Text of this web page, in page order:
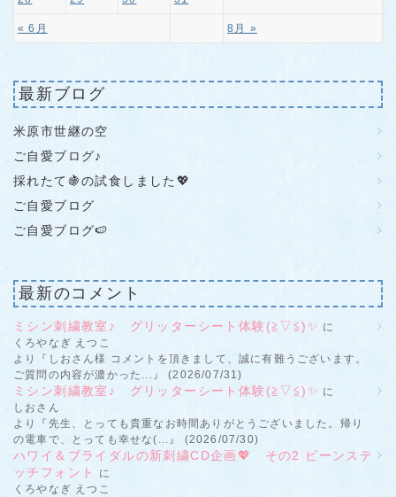
« 6月 8月 »
最新ブログ
米原市世継の空
ご自愛ブログ♪
採れたて🍇の試食しました💖
ご自愛ブログ
ご自愛ブログ🍉
最新のコメント
ミシン刺繍教室♪ グリッターシート体験(≧▽≦)✨ に
くろやなぎ えつこ
より『しおさん様 コメントを頂きまして、誠に有難うございます。
ご質問の内容が濃かった...』 (2026/07/31)
ミシン刺繍教室♪ グリッターシート体験(≧▽≦)✨ に
しおさん
より『先生、とっても貴重なお時間ありがとうございました。帰り
の電車で、とっても幸せな(...』 (2026/07/30)
ハワイ＆ブライダルの新刺繍CD企画💖 その2 ビーンステ
ッチフォント
に
くろやなぎ えつこ